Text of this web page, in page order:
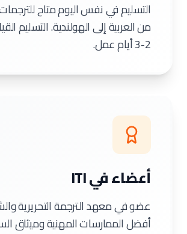
التسليم في نفس اليوم متاح
من العربية إلى الهولندية. التسليم
2-3 أيام عمل.
أعضاء في ITI
عضو في معهد الترجمة التحريرية
أفضل الممارسات المهنية وميثاق